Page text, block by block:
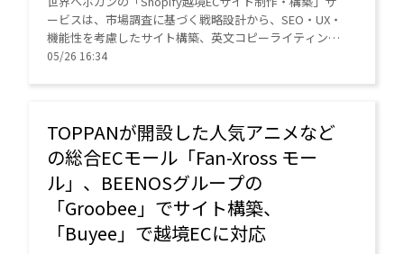
ービスは、市場調査に基づく戦略設計から、SEO・UX・
機能性を考慮したサイト構築、英文コピーライティン
グ、公開後の集客・プロモーションまでをサポートす
05/26 16:34
TOPPANが開設した人気アニメなど
の総合ECモール「Fan-Xross モー
ル」、BEENOSグループの
「Groobee」でサイト構築、
「Buyee」で越境ECに対応